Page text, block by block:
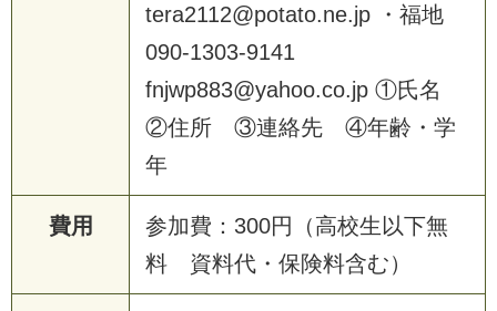
tera2112@potato.ne.jp ・ 福地
090-1303-9141
fnjwp883@yahoo.co.jp ①氏名
②住所 ③連絡先 ④年齢 ・ 学
年
費用 参加費 ： 300円 （高校生 以下無
料
資料代 ・ 保険料含む）